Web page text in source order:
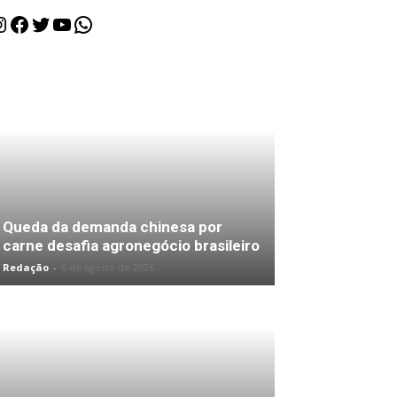
Facebook
Twitter
Youtube
WhatsApp
Queda da demanda chinesa por
carne desafia agronegócio brasileiro
Redação -